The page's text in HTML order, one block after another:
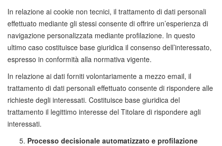
In relazione ai cookie non tecnici, il trattamento di dati personali
effettuato mediante gli stessi consente di offrire un’esperienza di
navigazione personalizzata mediante profilazione. In questo
ultimo caso costituisce base giuridica il consenso dell’interessato,
espresso in conformità alla normativa vigente.
In relazione ai dati forniti volontariamente a mezzo email, il
trattamento di dati personali effettuato consente di rispondere alle
richieste degli interessati. Costituisce base giuridica del
trattamento il legittimo interesse del Titolare di rispondere agli
interessati.
Processo decisionale automatizzato e profilazione